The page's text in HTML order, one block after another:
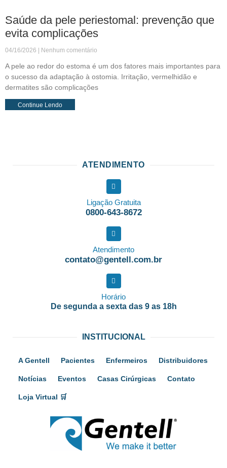
Saúde da pele periestomal: prevenção que
evita complicações
04/16/2026 Nenhum comentário
A pele ao redor do estoma é um dos fatores mais importantes para
o sucesso da adaptação à ostomia. Irritação, vermelhidão e
dermatites são complicações
Continue Lendo
ATENDIMENTO
Ligação Gratuita
0800-643-8672
Atendimento
contato@gentell.com.br
Horário
De segunda a sexta das 9 as 18h
INSTITUCIONAL
A Gentell Pacientes Enfermeiros Distribuidores
Notícias Eventos Casas Cirúrgicas Contato
Loja Virtual 🛒